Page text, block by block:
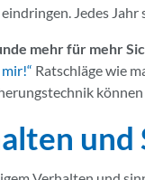
Jedes
mehr für mehr
Ratschläge wie
und